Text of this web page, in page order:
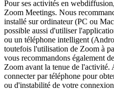
Pour ses activités en
Zoom Meetings. Nous
installé sur ordinateur (PC ou
possible aussi d'utiliser
ou un téléphone intelligent
toutefois l'utilisation de Zoom à
vous recommandons également
Zoom avant la tenue de l'activité.
connecter par téléphone pour
ou d'instabilité de votre